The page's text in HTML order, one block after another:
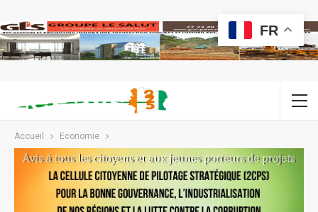
Accueil Economie
FR